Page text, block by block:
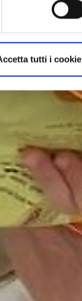
tutti i cookie